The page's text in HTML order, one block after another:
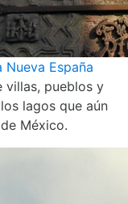
España
villas, pueblos y
lagos que aún
México.